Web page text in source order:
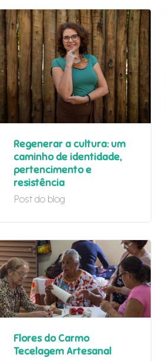
Regenerar a cultura: um
caminho de identidade,
pertencimento e
resistência
Post do blog
Flores do Carmo
Tecelagem Artesanal